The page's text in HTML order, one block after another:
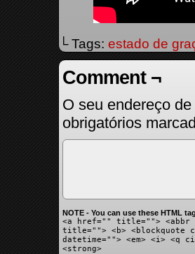
└ Tags: estado de
Comment ¬
O seu endereço
obrigatórios
NOTE - You can use these HTML
<a href="" title=""> <abbr
title=""> <b> <blockquote
datetime=""> <em> <i> <q
<strong>